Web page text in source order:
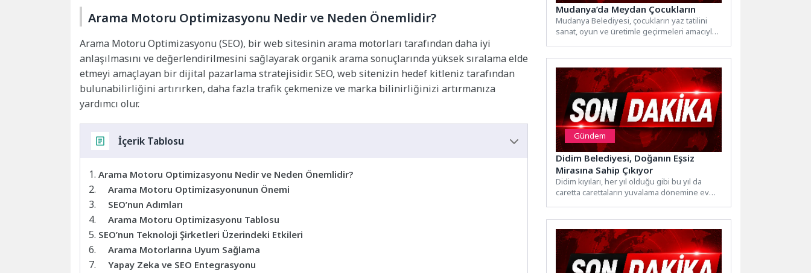
Arama Motoru Optimizasyonu Nedir ve Neden Önemlidir?
Arama Motoru Optimizasyonu (SEO), bir web sitesinin arama motorları tarafından daha iyi
anlaşılmasını ve değerlendirilmesini sağlayarak organik arama sonuçlarında yüksek sıralama elde
etmeyi amaçlayan bir dijital pazarlama stratejisidir. SEO, web sitenizin hedef kitleniz tarafından
bulunabilirliğini artırırken, daha fazla trafik çekmenize ve marka bilinirliğinizi artırmanıza
yardımcı olur.
İçerik Tablosu
Arama Motoru Optimizasyonu Nedir ve Neden Önemlidir?
Arama Motoru Optimizasyonunun Önemi
SEO’nun Adımları
Arama Motoru Optimizasyonu Tablosu
SEO’nun Teknoloji Şirketleri Üzerindeki Etkileri
Arama Motorlarına Uyum Sağlama
Yapay Zeka ve SEO Entegrasyonu
Mudanya’da Meydan Çocukların
Mudanya Belediyesi, çocukların yaz tatilini
sanat, oyun ve üretimle geçirmeleri amacıyla
Gündem
Didim Belediyesi, Doğanın Eşsiz
Mirasına Sahip Çıkıyor
Didim kıyıları, her yıl olduğu gibi bu yıl da
caretta carettaların yuvalama dönemine ev